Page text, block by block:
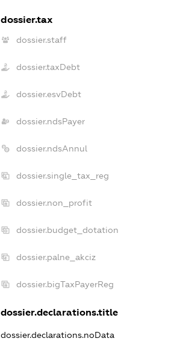
dossier.tax
dossier.staff
dossier.taxDebt
dossier.esvDebt
dossier.ndsPayer
dossier.ndsAnnul
dossier.single_tax_reg
dossier.non_profit
dossier.budget_dotation
dossier.palne_akciz
dossier.bigTaxPayerReg
dossier.declarations.title
dossier.declarations.noData